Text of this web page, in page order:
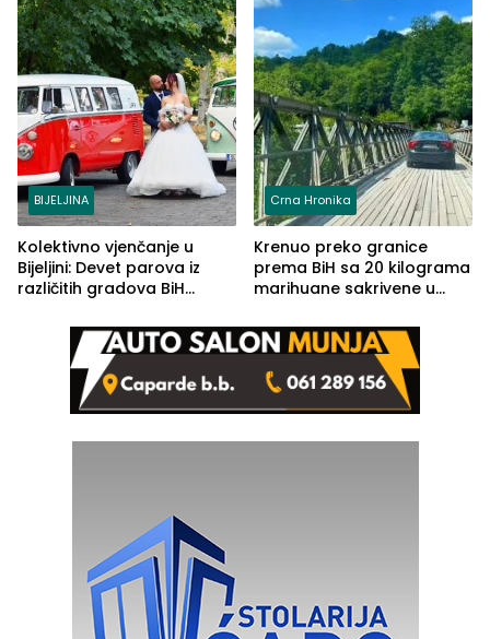
BIJELJINA
Kolektivno vjenčanje u
Bijeljini: Devet parova iz
različitih gradova BiH
Crna Hronika
Krenuo preko granice
prema BiH sa 20 kilograma
marihuane sakrivene u